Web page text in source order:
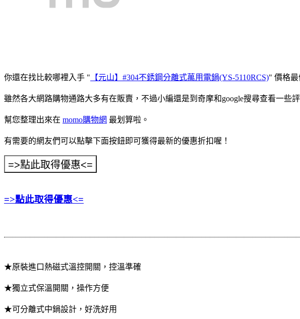
你還在找比較哪裡入手 " 【元山】#304不銹鋼分離式萬用電鍋(YS-5110RCS)" 價格
雖然各大網路購物通路大多有在販賣，不過小編還是到奇摩和google搜尋查看一些
幫您整理出來在 momo購物網 最划算啦。
有需要的網友們可以點擊下面按鈕即可獲得最新的優惠折扣喔！
=>點此取得優惠<=
★原裝進口熱磁式溫控開關，控溫準確
★獨立式保溫開關，操作方便
★可分離式中鍋設計，好洗好用